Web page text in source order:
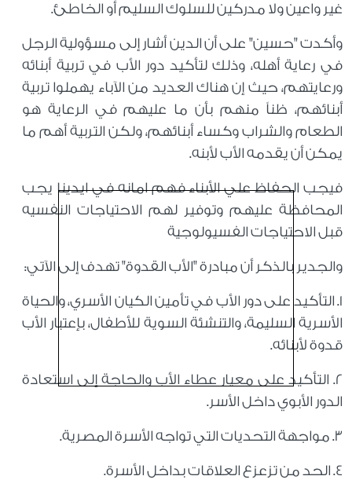
غير واعين ولا مدركين للسلوك السليم أو الخاطئ.
وأكدت "حسين" على أن الدين أشار إلى مسؤولية الرجل
في رعاية أهله، وذلك لتأكيد دور الأب في تربية أبنائه
ورعايتهم، حيث إن هناك العديد من الآباء يهملوا تربية
أبنائهم، ظناً منهم بأن ما عليهم في الرعاية هو
الطعام والشراب وكساء أبنائهم، ولكن التربية أهم ما
يمكن أن يقدمه الأب لأبنه.
فيجب الحفاظ علي الأبناء فهم امانه في ايدينا يجب
المحافظة عليهم وتوفير لهم الاحتياجات النفسيه
قبل الاحتياجات الفسيولوجية
والجدير بالذكر أن مبادرة "الأب القدوة" تهدف إلى الآتي:
1. التأكيد على دور الأب في تأمين الكيان الأسري، والحياة
الأسرية السليمة، والتنشئة السوية للأطفال، بإعتبار الأب
قدوة لأبنائه.
2. ‏التأكيد على معيار عطاء الأب والحاجة إلى استعادة
الدور الأبوي داخل الأسر.
3. ‏مواجهة التحديات التي تواجه الأسرة المصرية.
4. ‏الحد من تزعزع العلاقات بداخل الأسرة.